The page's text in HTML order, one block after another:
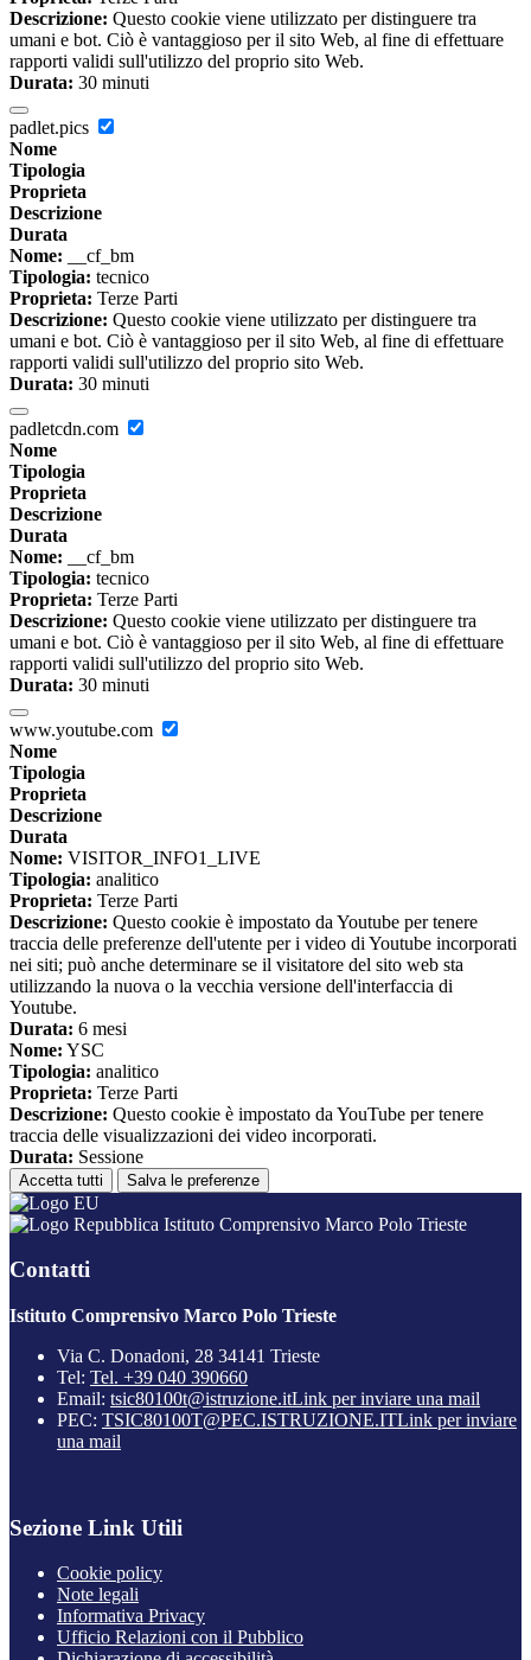
Descrizione: Questo cookie viene utilizzato per distinguere tra
umani e bot. Ciò è vantaggioso per il sito Web, al fine di effettuare
rapporti validi sull'utilizzo del proprio sito Web.
Durata: 30 minuti
padlet.pics
Nome
Tipologia
Proprieta
Descrizione
Durata
Nome: __cf_bm
Tipologia: tecnico
Proprieta: Terze Parti
Descrizione: Questo cookie viene utilizzato per distinguere tra
umani e bot. Ciò è vantaggioso per il sito Web, al fine di effettuare
rapporti validi sull'utilizzo del proprio sito Web.
Durata: 30 minuti
padletcdn.com
Nome
Tipologia
Proprieta
Descrizione
Durata
Nome: __cf_bm
Tipologia: tecnico
Proprieta: Terze Parti
Descrizione: Questo cookie viene utilizzato per distinguere tra
umani e bot. Ciò è vantaggioso per il sito Web, al fine di effettuare
rapporti validi sull'utilizzo del proprio sito Web.
Durata: 30 minuti
www.youtube.com
Nome
Tipologia
Proprieta
Descrizione
Durata
Nome: VISITOR_INFO1_LIVE
Tipologia: analitico
Proprieta: Terze Parti
Descrizione: Questo cookie è impostato da Youtube per tenere
traccia delle preferenze dell'utente per i video di Youtube incorporati
nei siti; può anche determinare se il visitatore del sito web sta
utilizzando la nuova o la vecchia versione dell'interfaccia di
Youtube.
Durata: 6 mesi
Nome: YSC
Tipologia: analitico
Proprieta: Terze Parti
Descrizione: Questo cookie è impostato da YouTube per tenere
traccia delle visualizzazioni dei video incorporati.
Durata: Sessione
Accetta tutti Salva le preferenze
Istituto Comprensivo Marco Polo Trieste
Contatti
Istituto Comprensivo Marco Polo Trieste
Via C. Donadoni, 28 34141 Trieste
Tel: Tel. +39 040 390660
Email: tsic80100t@istruzione.itLink per inviare una mail
PEC: TSIC80100T@PEC.ISTRUZIONE.ITLink per inviare
una mail
Sezione Link Utili
Cookie policy
Note legali
Informativa Privacy
Ufficio Relazioni con il Pubblico